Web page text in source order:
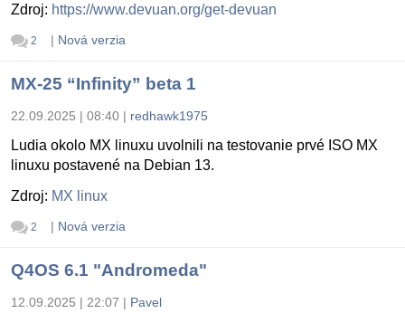
Zdroj: https://www.devuan.org/get-devuan
2 | Nová verzia
MX-25 “Infinity” beta 1
22.09.2025 | 08:40 | redhawk1975
Ludia okolo MX linuxu uvolnili na testovanie prvé ISO MX
linuxu postavené na Debian 13.
Zdroj: MX linux
2 | Nová verzia
Q4OS 6.1 "Andromeda"
12.09.2025 | 22:07 | Pavel